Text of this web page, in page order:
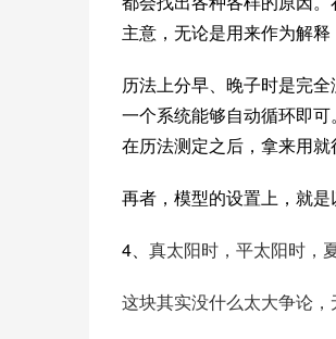
主意，无论是用来作为解
历法上分早、晚子时是完
一个系统能够自动循环即
在历法测定之后，拿来用就
再者，模型的设置上，就是
4、 真太阳时，平太阳时，
这块其实没什么太大争论，